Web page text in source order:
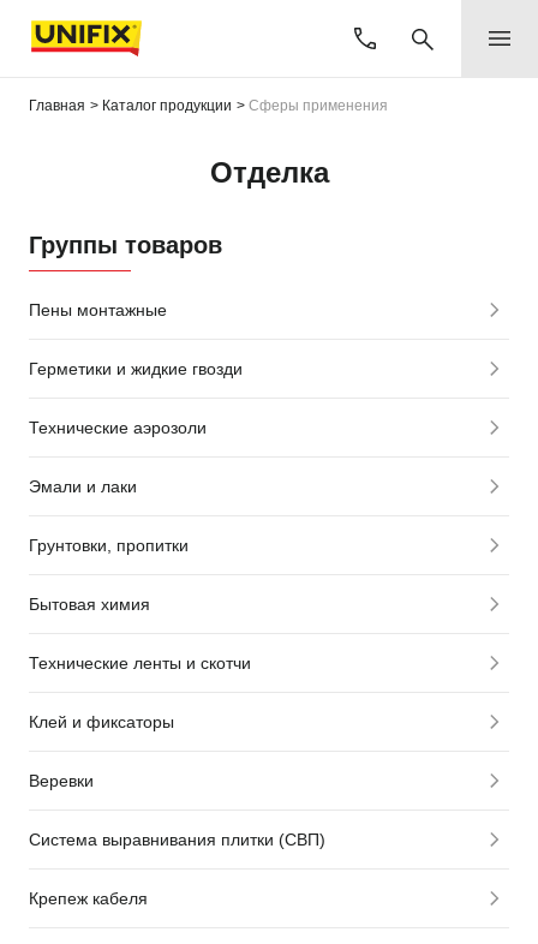
Главная Каталог продукции Сферы применения
Отделка
Группы товаров
Пены монтажные
Герметики и жидкие гвозди
Технические аэрозоли
Эмали и лаки
Грунтовки, пропитки
Бытовая химия
Технические ленты и скотчи
Клей и фиксаторы
Веревки
Система выравнивания плитки (СВП)
Крепеж кабеля